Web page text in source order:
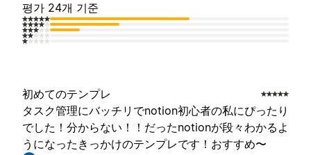
평가 24개 기준
初めてのテンプレ
タスク管理にバッチリでnotion初心者の私にぴったり
でした！分からない！！だったnotionが段々わかるよ
うになったきっかけのテンプレです！おすすめ〜